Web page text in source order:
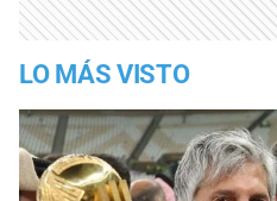
LO MÁS VISTO